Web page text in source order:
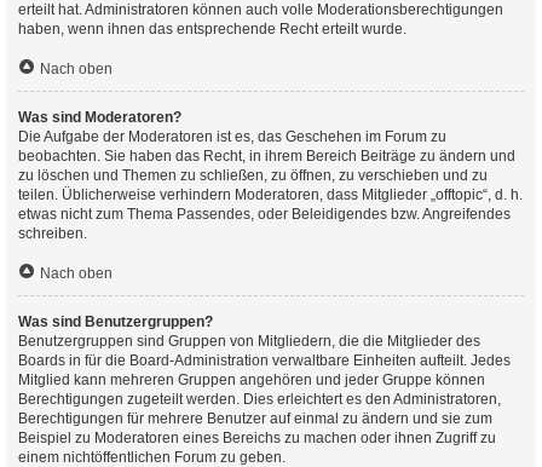
erteilt hat. Administratoren können auch volle Moderationsberechtigungen
haben, wenn ihnen das entsprechende Recht erteilt wurde.
Nach oben
Was sind Moderatoren?
Die Aufgabe der Moderatoren ist es, das Geschehen im Forum zu
beobachten. Sie haben das Recht, in ihrem Bereich Beiträge zu ändern und
zu löschen und Themen zu schließen, zu öffnen, zu verschieben und zu
teilen. Üblicherweise verhindern Moderatoren, dass Mitglieder „offtopic“, d. h.
etwas nicht zum Thema Passendes, oder Beleidigendes bzw. Angreifendes
schreiben.
Nach oben
Was sind Benutzergruppen?
Benutzergruppen sind Gruppen von Mitgliedern, die die Mitglieder des
Boards in für die Board-Administration verwaltbare Einheiten aufteilt. Jedes
Mitglied kann mehreren Gruppen angehören und jeder Gruppe können
Berechtigungen zugeteilt werden. Dies erleichtert es den Administratoren,
Berechtigungen für mehrere Benutzer auf einmal zu ändern und sie zum
Beispiel zu Moderatoren eines Bereichs zu machen oder ihnen Zugriff zu
einem nichtöffentlichen Forum zu geben.